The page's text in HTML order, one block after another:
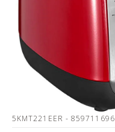
5KMT221EER -